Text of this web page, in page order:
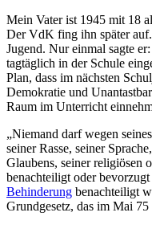
Mein Vater ist 1945 mit 18
Der VdK fing ihn später
Jugend. Nur einmal sagte
tagtäglich in der Schule
Plan, dass im nächsten
Demokratie und
Raum im Unterricht
„Niemand darf wegen
seiner Rasse, seiner
Glaubens, seiner religiösen
benachteiligt oder
Behinderung benachteiligt
Grundgesetz, das im Mai